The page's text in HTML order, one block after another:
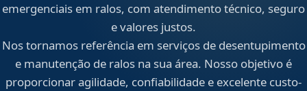
emergenciais em ralos, com atendimento técnico, seguro
e valores justos.
Nos tornamos referência em serviços de desentupimento
e manutenção de ralos na sua área. Nosso objetivo é
proporcionar agilidade, confiabilidade e excelente custo-